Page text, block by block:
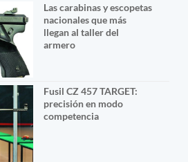
Las carabinas y escopetas
nacionales que más
llegan al taller del
armero
Fusil CZ 457 TARGET:
precisión en modo
competencia